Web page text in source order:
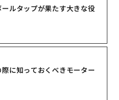
ルタップが果たす大きな役
に知っておくべきモーター